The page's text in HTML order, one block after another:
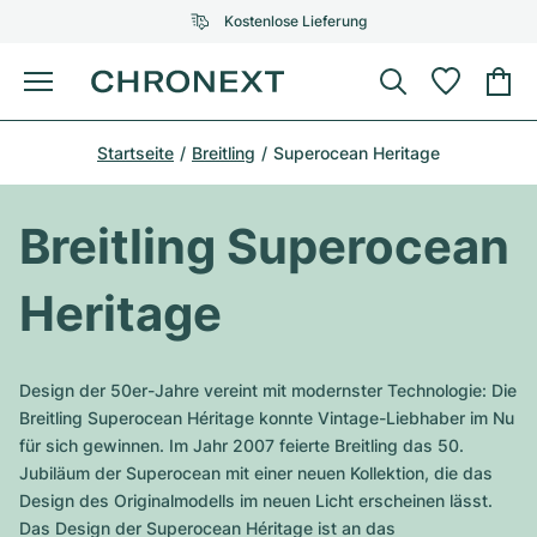
Kostenlose Lieferung
Menü
Uhr kaufen
AUSGEWÄHLTE MARKEN
Top-Modelle
Omega
Alle Omega Modelle
Top-Modelle
Patek Philippe
Alle Patek Philippe Modelle
Top-Modelle
Alle Audemars Piguet Modelle
Cartier
Breitling
Certified Pre-Owned
Uhr verkaufen
AUSGEWÄHLTE MARKEN
Tiffany
Louis Vuitton
Van Cleef & Arpels
Bvlgari
Neuzugänge
Service
Startseite Breitling Superocean Heritage
Breitling Superocean
Heritage
Design der 50er-Jahre vereint mit modernster Technologie: Die
Breitling Superocean Héritage konnte Vintage-Liebhaber im Nu
für sich gewinnen. Im Jahr 2007 feierte Breitling das 50.
Jubiläum der Superocean mit einer neuen Kollektion, die das
Design des Originalmodells im neuen Licht erscheinen lässt.
Das Design der Superocean Héritage ist an das